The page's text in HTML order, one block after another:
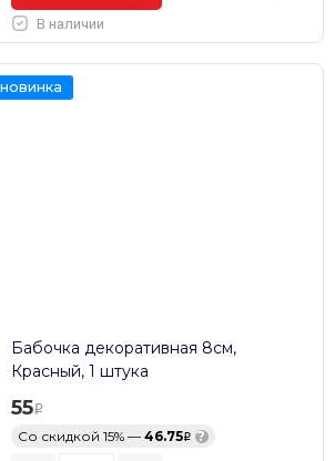
В наличии
новинка
Бабочка декоративная 8см,
Красный, 1 штука
55
Со скидкой 15% — 46.75 ?